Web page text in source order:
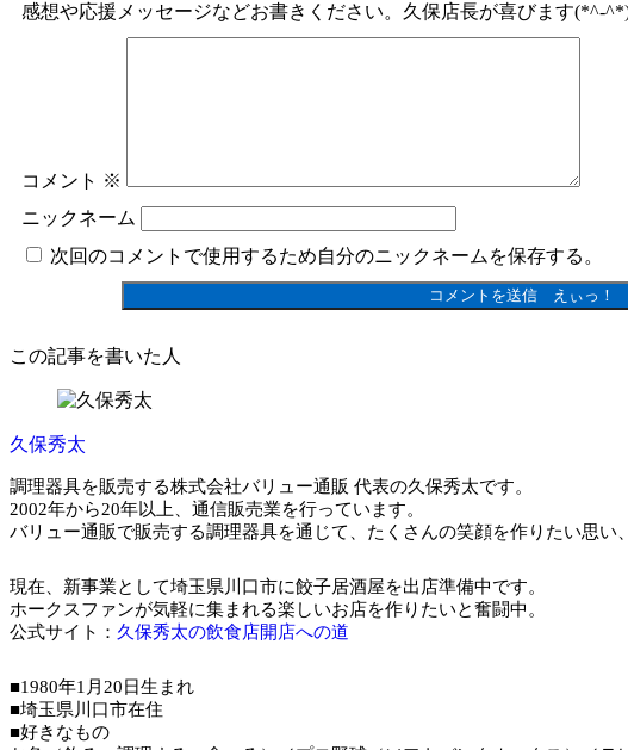
感想や応援メッセージなどお書きください。久保店長が喜びます(*^-
コメント ※
ニックネーム
次回のコメントで使用するため自分のニックネームを保存する。
この記事を書いた人
久保秀太
調理器具を販売する株式会社バリュー通販 代表の久保秀太です。
2002年から20年以上、通信販売業を行っています。
バリュー通販で販売する調理器具を通じて、たくさんの笑顔を作りたい思い
現在、新事業として埼玉県川口市に餃子居酒屋を出店準備中です。
ホークスファンが気軽に集まれる楽しいお店を作りたいと奮闘中。
公式サイト： 久保秀太の飲食店開店への道
■1980年1月20日生まれ
■埼玉県川口市在住
■好きなもの